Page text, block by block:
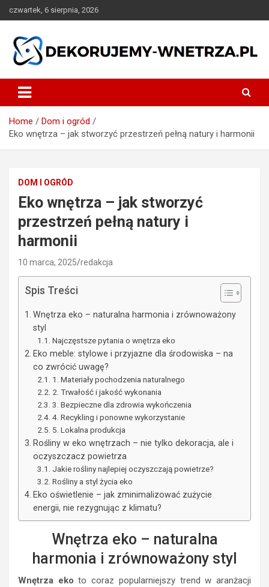
to
czwartek, 6 sierpnia, 2026
dekorujemy-wnetrza.pl
Home
Dom i ogród
Eko wnętrza – jak stworzyć przestrzeń pełną natury i harmonii
DOM I OGRÓD
Eko wnętrza – jak stworzyć
przestrzeń pełną natury i
harmonii
10 marca, 2025 redakcja
Spis Treści
Wnętrza eko – naturalna harmonia i zrównoważony
styl
Najczęstsze pytania o wnętrza eko
Eko meble: stylowe i przyjazne dla środowiska – na
co zwrócić uwagę?
1. Materiały pochodzenia naturalnego
2. Trwałość i jakość wykonania
3. Bezpieczne dla zdrowia wykończenia
4. Recykling i ponowne wykorzystanie
5. Lokalna produkcja
Rośliny w eko wnętrzach – nie tylko dekoracja, ale i
oczyszczacz powietrza
Jakie rośliny najlepiej oczyszczają powietrze?
Rośliny a styl życia eko
Eko oświetlenie – jak zminimalizować zużycie
energii, nie rezygnując z klimatu?
Wnętrza eko – naturalna
harmonia i zrównoważony styl
Wnętrza eko to coraz popularniejszy trend w aranżacji